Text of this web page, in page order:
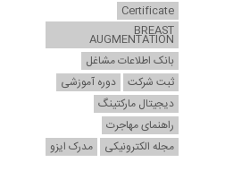
Certificate
BREAST
AUGMENTATION
بانک اطلاعات مشاغل
ثبت شرکت
دوره آموزشی
دیجیتال مارکتینگ
راهنمای مهاجرت
مجله الکترونیکی
مدرک ایزو